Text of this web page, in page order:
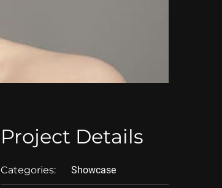
Project Details
Categories: Showcase